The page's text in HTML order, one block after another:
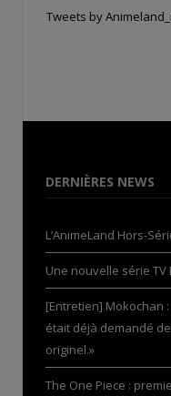
Tweets by
DERNIÈRES NEWS
L’AnimeLand Hors-
Une nouvelle série
[Entretien] Mokochan
était déjà demandé
originel.»
The One Piece :